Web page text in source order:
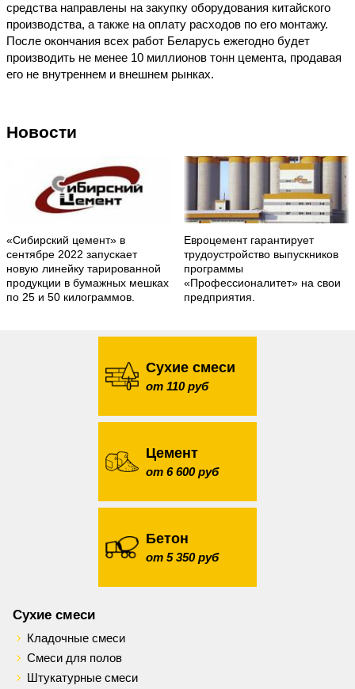
средства направлены на закупку оборудования китайского
производства, а также на оплату расходов по его монтажу.
После окончания всех работ Беларусь ежегодно будет
производить не менее 10 миллионов тонн цемента, продавая
его не внутреннем и внешнем рынках.
Новости
«Сибирский цемент» в
сентябре 2022 запускает
новую линейку тарированной
продукции в бумажных мешках
по 25 и 50 килограммов.
Евроцемент гарантирует
трудоустройство выпускников
программы
«Профессионалитет» на свои
предприятия.
Сухие смеси
от 110 руб
Цемент
от 6 600 руб
Бетон
от 5 350 руб
Сухие смеси
Кладочные смеси
Смеси для полов
Штукатурные смеси